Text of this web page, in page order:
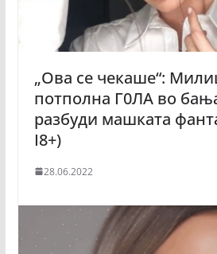
„Ова се чекаше“:
потполна Г0ЛА во
разбуди машката
I8+)
28.06.2022